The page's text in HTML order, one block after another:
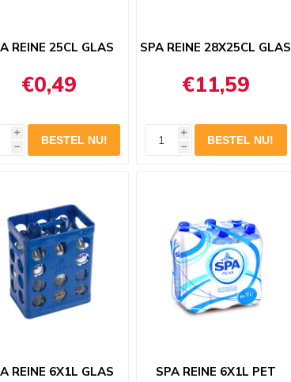
REINE 25CL GLAS
€0,49
i
h
SPA REINE 28X25CL GLAS
€11,59
i
h
REINE 6X1L GLAS SPA REINE 6X1L PET